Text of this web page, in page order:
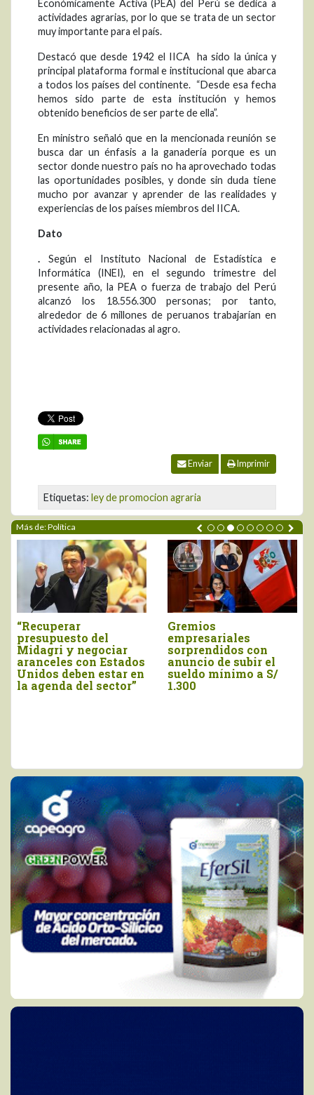
Económicamente Activa (PEA) del Perú se dedica a
actividades agrarias, por lo que se trata de un sector
muy importante para el país.
Destacó que desde 1942 el IICA ha sido la única y
principal plataforma formal e institucional que abarca
a todos los países del continente. “Desde esa fecha
hemos sido parte de esta institución y hemos
obtenido beneficios de ser parte de ella”.
En ministro señaló que en la mencionada reunión se
busca dar un énfasis a la ganadería porque es un
sector donde nuestro país no ha aprovechado todas
las oportunidades posibles, y donde sin duda tiene
mucho por avanzar y aprender de las realidades y
experiencias de los países miembros del IICA.
Dato
. Según el Instituto Nacional de Estadística e
Informática (INEI), en el segundo trimestre del
presente año, la PEA o fuerza de trabajo del Perú
alcanzó los 18.556.300 personas; por tanto,
alrededor de 6 millones de peruanos trabajarían en
actividades relacionadas al agro.
Enviar Imprimir
Etiquetas: ley de promocion agraria
Más de: Política
ADEX saluda
anuncios de
presidenta Keiko
Fujimori
Marco Vinelli
juramentó como
titular del Midagri